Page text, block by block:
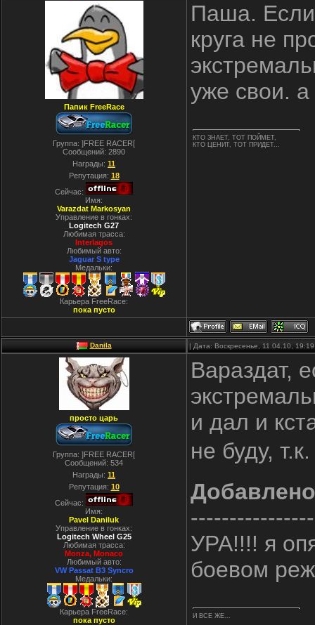
Папик FreeRace
Группа: ]FREE RACER[
Сообщений: 2890
Награды: 11
Репутация: 18
Сейчас:
Имя:
Varazdat Markosyan
Управление в гонках:
Logitech G27
Любимая трасса:
Interlagos
Любимый авто:
Jaguar S type
Медальки:
Карьера FreeRace:
пока пусто
Паша. Если
круга не
уже свои.
КТО ЗНАЕТ, ТОТ ПОЙМЕТ,
КТО ЦЕНИТ, ТОТ ПРИДЕТ...
Danila | Дата: Воскресенье, 11.04.10,
просто царь
Группа: ]FREE RACER[
Сообщений: 534
Награды: 11
Репутация: 10
Сейчас:
Имя:
Pavel Daniluk
Управление в гонках:
Logitech Wheel G25
Любимая трасса:
Monza, Monaco
Любимый авто:
VW Passat B3 Syncro
Медальки:
Карьера FreeRace:
пока пусто
Вараздат,
и дал и
не буду,
Добавлено
УРА!!!! я
боевом
И ВСЕ ЖЕ...